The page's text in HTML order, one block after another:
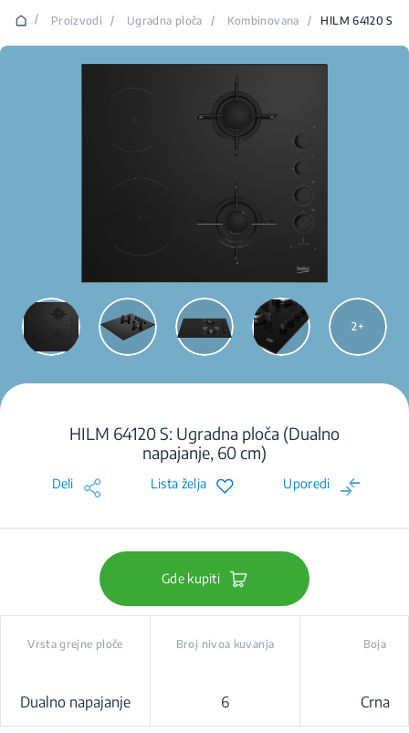
/ Proizvodi / Ugradna ploča / Kombinovana / HILM 64120 S
2
HILM 64120 S: Ugradna ploča (Dualno
napajanje, 60 cm)
Deli Lista želja Uporedi
Gde kupiti
Vrsta grejne ploče
Dualno napajanje
Broj nivoa kuvanja
6
Boja
Crna